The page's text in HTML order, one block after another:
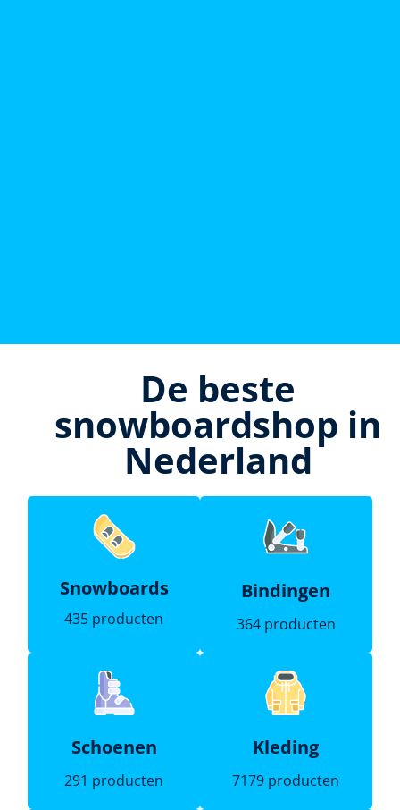
De beste
snowboardshop in
Nederland
Snowboards
435 producten
Bindingen
364 producten
Schoenen
291 producten
Kleding
7179 producten